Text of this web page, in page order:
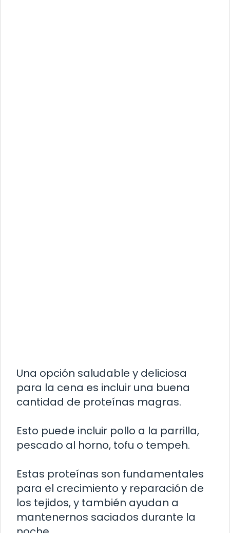
Una opción saludable y deliciosa
para la cena es incluir una buena
cantidad de proteínas magras.
Esto puede incluir pollo a la parrilla,
pescado al horno, tofu o tempeh.
Estas proteínas son fundamentales
para el crecimiento y reparación de
los tejidos, y también ayudan a
mantenernos saciados durante la